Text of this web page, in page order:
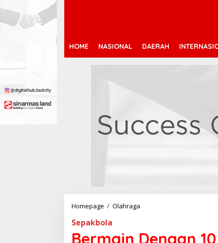
HOME NASIONAL DAERAH
Homepage / Olahraga
m
a
Sepakbola
Bermain Dengan